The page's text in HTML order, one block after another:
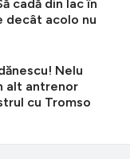
cadă din lac în
decât acolo nu
Nelu
alt antrenor
cu Tromso